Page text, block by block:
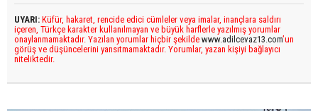
UYARI: Küfür, hakaret, rencide edici cümleler veya imalar, inançlara saldırı
içeren, Türkçe karakter kullanılmayan ve büyük harflerle yazılmış yorumlar
onaylanmamaktadır. Yazılan yorumlar hiçbir şekilde www.adilcevaz13.com’un
görüş ve düşüncelerini yansıtmamaktadır. Yorumlar, yazan kişiyi bağlayıcı
niteliktedir.